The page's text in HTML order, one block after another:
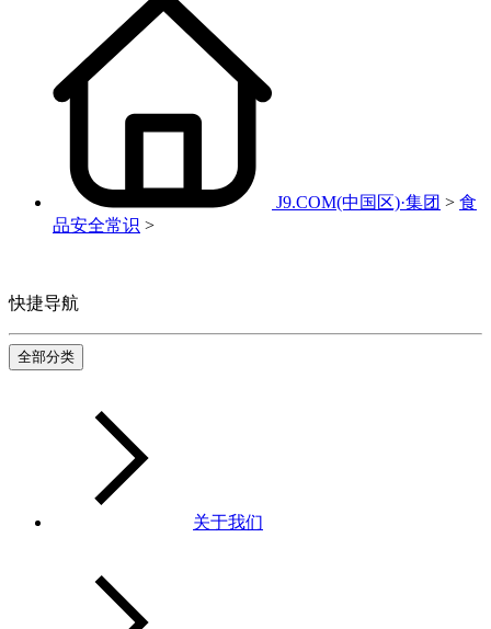
J9.COM(中国区)·集团 > 食
品安全常识 >
快捷导航
全部分类
关于我们